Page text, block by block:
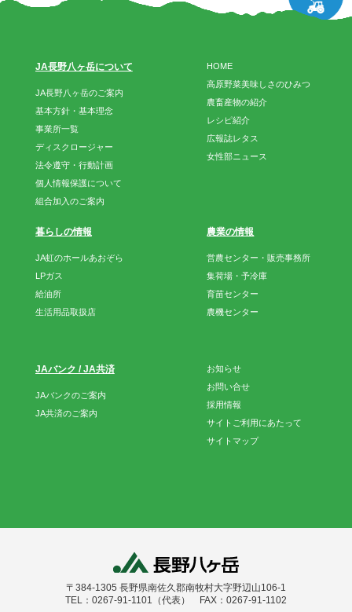
HOME
高原野菜美味しさのひみつ
農畜産物の紹介
レシピ紹介
広報誌レタス
女性部ニュース
JA長野八ヶ岳について
JA長野八ヶ岳のご案内
基本方針・基本理念
事業所一覧
ディスクロージャー
法令遵守・行動計画
個人情報保護について
組合加入のご案内
暮らしの情報
JA虹のホールあおぞら
LPガス
給油所
生活用品取扱店
農業の情報
営農センター・販売事務所
集荷場・予冷庫
育苗センター
農機センター
JAバンク / JA共済
JAバンクのご案内
JA共済のご案内
お知らせ
お問い合せ
採用情報
サイトご利用にあたって
サイトマップ
〒384-1305 長野県南佐久郡南牧村大字野辺山106-1
TEL：0267-91-1101（代表） FAX：0267-91-1102